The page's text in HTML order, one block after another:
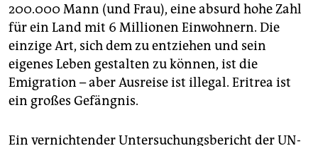
Vertreter:kein Vertreter
Opposition:keine Opposition zugelassen
Wichtigste Medien:ein Fernsehsender, ein
Radiosender, zwei Zeitungen (alle staatlich). Private
Zeitungen sind seit September 2001 verboten.
200.000 Mann (und Frau), eine absurd hohe Zahl
für ein Land mit 6 Millionen Einwohnern. Die
einzige Art, sich dem zu entziehen und sein
eigenes Leben gestalten zu können, ist die
Emigration – aber Ausreise ist illegal. Eritrea ist
ein großes Gefängnis.
Ein vernichtender Untersuchungsbericht der UN-